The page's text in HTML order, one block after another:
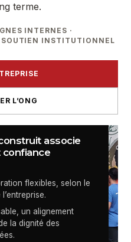
terme.
INTERNES ·
SOUTIEN INSTITUTIONNEL
L’ONG
DE SENSassocie
flexibles, selon le
un alignement
la dignité des